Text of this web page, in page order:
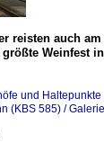
reisten auch am
Weinfest
und Haltepunkte
(KBS 585) /